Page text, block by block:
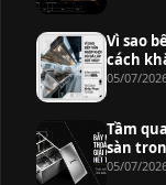
Vì sao
cách
05/07/
Tầm
sàn
05/07/